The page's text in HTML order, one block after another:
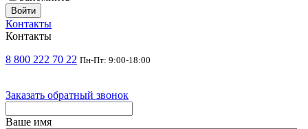
Войти
Контакты
Контакты
8 800 222 70 22 Пн-Пт: 9:00-18:00
Заказать обратный звонок
Ваше имя